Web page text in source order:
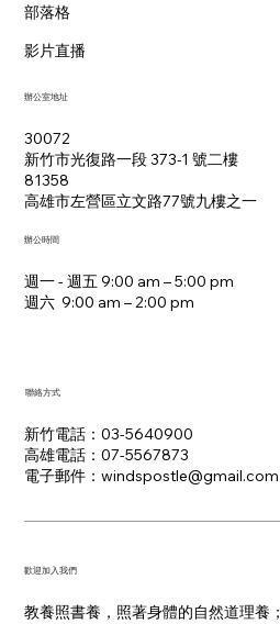
部落格
影片直播
辦公室地址
30072
新竹市光復路一段 373-1 號二樓
81358
​高雄市左營區立文路77號九樓之一
週一 - 週五 9:00 am – 5:00 pm
週六 9:00 am – 2:00 pm​
辦公時間
新竹電話：03-5640900
高雄電話：07-5567873
電子郵件：​windspostle@gmail.com
聯絡方式
​歡迎加入我們
教養照書養，照著身體的自然道理養；